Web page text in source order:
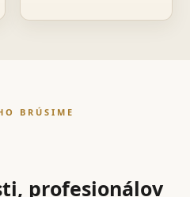
BRÚSIME
profesionálov